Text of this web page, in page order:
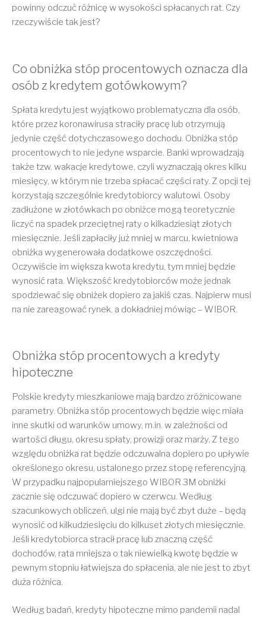
powinny odczuć różnicę w wysokości spłacanych rat. Czy
rzeczywiście tak jest?
Co obniżka stóp procentowych oznacza dla
osób z kredytem gotówkowym?
Spłata kredytu jest wyjątkowo problematyczna dla osób,
które przez koronawirusa straciły pracę lub otrzymują
jedynie część dotychczasowego dochodu. Obniżka stóp
procentowych to nie jedyne wsparcie. Banki wprowadzają
także tzw. wakacje kredytowe, czyli wyznaczają okres kilku
miesięcy, w którym nie trzeba spłacać części raty. Z opcji tej
korzystają szczególnie kredytobiorcy walutowi. Osoby
zadłużone w złotówkach po obniżce mogą teoretycznie
liczyć na spadek przeciętnej raty o kilkadziesiąt złotych
miesięcznie. Jeśli zapłaciły już mniej w marcu, kwietniowa
obniżka wygenerowała dodatkowe oszczędności.
Oczywiście im większa kwota kredytu, tym mniej będzie
wynosić rata. Większość kredytobiorców może jednak
spodziewać się obniżek dopiero za jakiś czas. Najpierw musi
na nie zareagować rynek, a dokładniej mówiąc – WIBOR.
Obniżka stóp procentowych a kredyty
hipoteczne
Polskie kredyty mieszkaniowe mają bardzo zróżnicowane
parametry. Obniżka stóp procentowych będzie więc miała
inne skutki od warunków umowy, m.in. w zależności od
wartości długu, okresu spłaty, prowizji oraz marży. Z tego
względu obniżka rat będzie odczuwalna dopiero po upływie
określonego okresu, ustalonego przez stopę referencyjną.
W przypadku najpopularniejszego WIBOR 3M obniżki
zacznie się odczuwać dopiero w czerwcu. Według
szacunkowych obliczeń, ulgi nie mają być zbyt duże – będą
wynosić od kilkudziesięciu do kilkuset złotych miesięcznie.
Jeśli kredytobiorca stracił pracę lub znaczną część
dochodów, rata mniejsza o tak niewielką kwotę będzie w
pewnym stopniu łatwiejsza do spłacenia, ale nie jest to zbyt
duża różnica.
Według badań, kredyty hipoteczne mimo pandemii nadal